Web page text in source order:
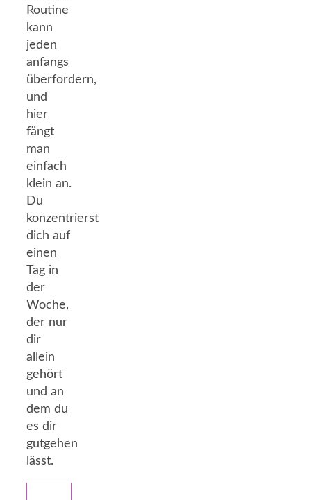
Routine
kann
jeden
anfangs
überfordern,
und
hier
fängt
man
einfach
klein an.
Du
konzentrierst
dich auf
einen
Tag in
der
Woche,
der nur
dir
allein
gehört
und an
dem du
es dir
gutgehen
lässt.